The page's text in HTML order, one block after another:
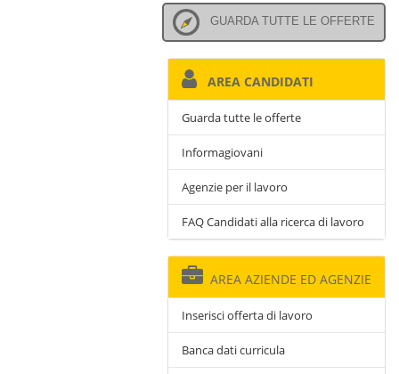
GUARDA TUTTE LE OFFERTE
AREA CANDIDATI
Guarda tutte le offerte
Informagiovani
Agenzie per il lavoro
FAQ Candidati alla ricerca di lavoro
AREA AZIENDE ED AGENZIE
Inserisci offerta di lavoro
Banca dati curricula